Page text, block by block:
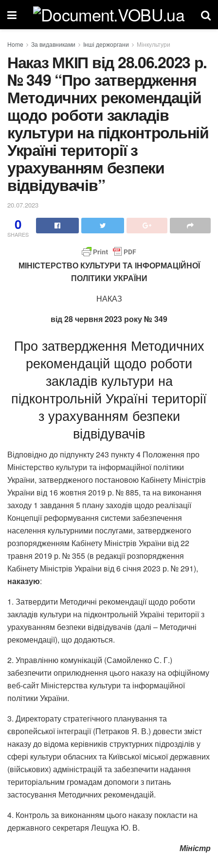
Home За видавниками Інші держоргани Мінкультури
Наказ МКІП від 28.06.2023 р.
№ 349 “Про затвердження
Методичних рекомендацій
щодо роботи закладів
культури на підконтрольній
Україні території з
урахуванням безпеки
відвідувачів”
20.07.2023
0
SHARES
МІНІСТЕРСТВО КУЛЬТУРИ ТА ІНФОРМАЦІЙНОЇ
ПОЛІТИКИ УКРАЇНИ
НАКАЗ
від 28 червня 2023 року № 349
Про затвердження Методичних
рекомендацій щодо роботи
закладів культури на
підконтрольній Україні території
з урахуванням безпеки
відвідувачів
Відповідно до підпункту 243 пункту 4 Положення про
Міністерство культури та інформаційної політики
України, затвердженого постановою Кабінету Міністрів
України від 16 жовтня 2019 р. № 885, та на виконання
заходу 1 завдання 5 плану заходів щодо реалізації
Концепції реформування системи забезпечення
населення культурними послугами, затвердженого
розпорядженням Кабінету Міністрів України від 22
травня 2019 р. № 355 (в редакції розпорядження
Кабінету Міністрів України від 6 січня 2023 р. № 291),
наказую:
1. Затвердити Методичні рекомендації щодо роботи
закладів культури на підконтрольній Україні території з
урахуванням безпеки відвідувачів (далі – Методичні
рекомендації), що додаються.
2. Управлінню комунікацій (Самойленко С. Г.)
забезпечити оприлюднення цього наказу на офіційному
веб-сайт Міністерства культури та інформаційної
політики України.
3. Директорату стратегічного планування та
європейської інтеграції (Петраков Я. В.) довести зміст
наказу до відома керівників структурних підрозділів у
сфері культури обласних та Київської міської державних
(військових) адміністрацій та забезпечити надання
територіальним громадам допомоги з питань
застосування Методичних рекомендацій.
4. Контроль за виконанням цього наказу покласти на
державного секретаря Лещука Ю. В.
Міністр